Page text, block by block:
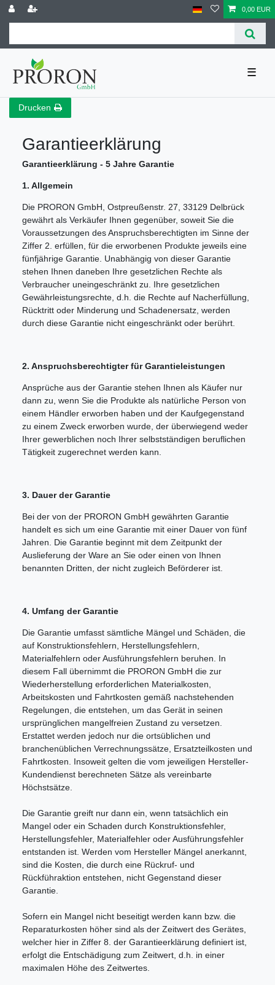
0,00 EUR
☰
Drucken
Garantieerklärung
Garantieerklärung - 5 Jahre Garantie
1. Allgemein
Die PRORON GmbH, Ostpreußenstr. 27, 33129 Delbrück
gewährt als Verkäufer Ihnen gegenüber, soweit Sie die
Voraussetzungen des Anspruchsberechtigten im Sinne der
Ziffer 2. erfüllen, für die erworbenen Produkte jeweils eine
fünfjährige Garantie. Unabhängig von dieser Garantie
stehen Ihnen daneben Ihre gesetzlichen Rechte als
Verbraucher uneingeschränkt zu. Ihre gesetzlichen
Gewährleistungsrechte, d.h. die Rechte auf Nacherfüllung,
Rücktritt oder Minderung und Schadenersatz, werden
durch diese Garantie nicht eingeschränkt oder berührt.
2. Anspruchsberechtigter für Garantieleistungen
Ansprüche aus der Garantie stehen Ihnen als Käufer nur
dann zu, wenn Sie die Produkte als natürliche Person von
einem Händler erworben haben und der Kaufgegenstand
zu einem Zweck erworben wurde, der überwiegend weder
Ihrer gewerblichen noch Ihrer selbstständigen beruflichen
Tätigkeit zugerechnet werden kann.
3. Dauer der Garantie
Bei der von der PRORON GmbH gewährten Garantie
handelt es sich um eine Garantie mit einer Dauer von fünf
Jahren. Die Garantie beginnt mit dem Zeitpunkt der
Auslieferung der Ware an Sie oder einen von Ihnen
benannten Dritten, der nicht zugleich Beförderer ist.
4. Umfang der Garantie
Die Garantie umfasst sämtliche Mängel und Schäden, die
auf Konstruktionsfehlern, Herstellungsfehlern,
Materialfehlern oder Ausführungsfehlern beruhen. In
diesem Fall übernimmt die PRORON GmbH die zur
Wiederherstellung erforderlichen Materialkosten,
Arbeitskosten und Fahrtkosten gemäß nachstehenden
Regelungen, die entstehen, um das Gerät in seinen
ursprünglichen mangelfreien Zustand zu versetzen.
Erstattet werden jedoch nur die ortsüblichen und
branchenüblichen Verrechnungssätze, Ersatzteilkosten und
Fahrtkosten. Insoweit gelten die vom jeweiligen Hersteller-
Kundendienst berechneten Sätze als vereinbarte
Höchstsätze.
Die Garantie greift nur dann ein, wenn tatsächlich ein
Mangel oder ein Schaden durch Konstruktionsfehler,
Herstellungsfehler, Materialfehler oder Ausführungsfehler
entstanden ist. Werden vom Hersteller Mängel anerkannt,
sind die Kosten, die durch eine Rückruf- und
Rückführaktion entstehen, nicht Gegenstand dieser
Garantie.
Sofern ein Mangel nicht beseitigt werden kann bzw. die
Reparaturkosten höher sind als der Zeitwert des Gerätes,
welcher hier in Ziffer 8. der Garantieerklärung definiert ist,
erfolgt die Entschädigung zum Zeitwert, d.h. in einer
maximalen Höhe des Zeitwertes.